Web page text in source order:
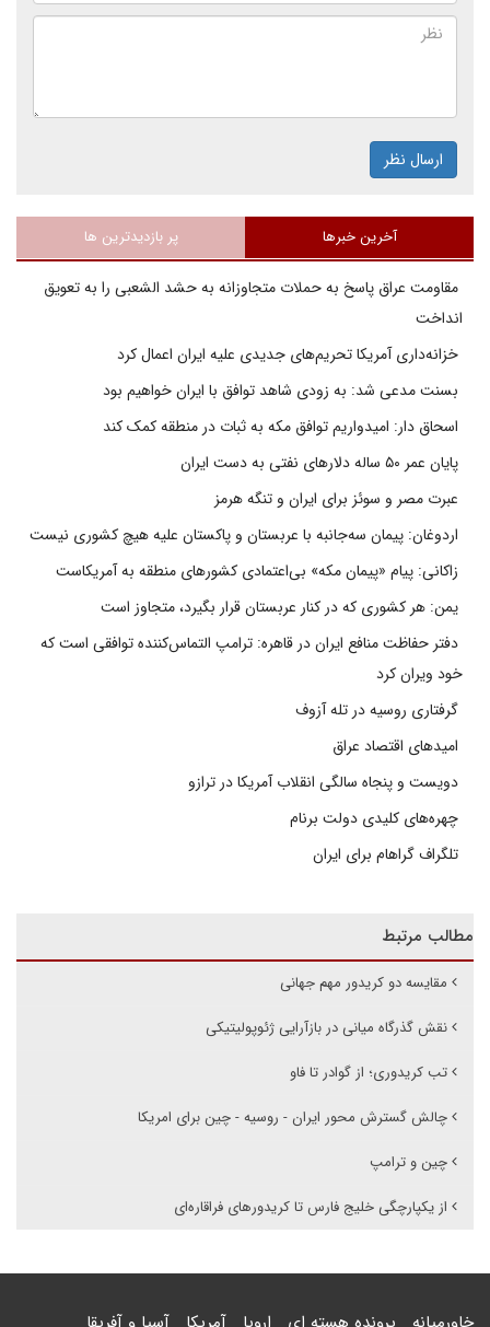
ارسال نظر
آخرین خبرها پر بازدیدترین ها
مقاومت عراق پاسخ به حملات متجاوزانه به حشد الشعبی را به تعویق
انداخت
خزانه‌داری آمریکا تحریم‌های جدیدی علیه ایران اعمال کرد
بسنت مدعی شد: به زودی شاهد توافق با ایران خواهیم بود
اسحاق دار: امیدواریم توافق مکه به ثبات در منطقه کمک کند
پایان عمر ۵۰ ساله دلارهای نفتی به دست ایران
عبرت مصر و سوئز برای ایران و تنگه هرمز
اردوغان: پیمان سه‌جانبه با عربستان و پاکستان علیه هیچ کشوری نیست
زاکانی: پیام «پیمان مکه» بی‌اعتمادی کشورهای منطقه به آمریکاست
یمن: هر کشوری که در کنار عربستان قرار بگیرد، متجاوز است
دفتر حفاظت منافع ایران در قاهره: ترامپ التماس‌کننده توافقی است که
خود ویران کرد
گرفتاری روسیه در تله آزوف
امیدهای اقتصاد عراق
دویست و پنجاه سالگی انقلاب آمریکا در ترازو
چهره‌های کلیدی دولت برنام
تلگراف گراهام برای ایران
مطالب مرتبط
مقایسه دو کریدور مهم جهانی
نقش گذرگاه میانی در بازآرایی ژئوپولیتیکی
تب کریدوری؛ از گوادر تا فاو
چالش گسترش محور ایران - روسیه - چین برای امریکا
چین و ترامپ
از یکپارچگی خلیج فارس تا کریدورهای فراقاره‌ای